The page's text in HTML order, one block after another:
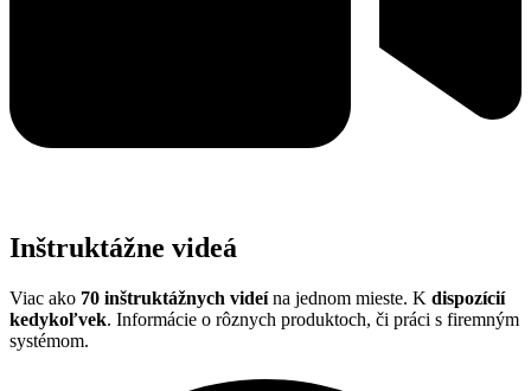
Inštruktážne videá
Viac ako 70 inštruktážnych videína jednom mieste. K dispozícií
kedykoľvek. Informácie o rôznych produktoch, či práci s firemným
systémom.